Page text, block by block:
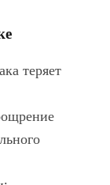
теряет